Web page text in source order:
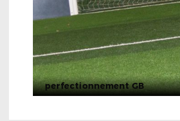
perfectionnement GB